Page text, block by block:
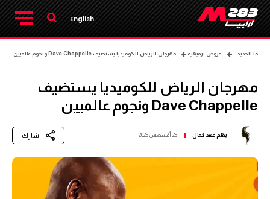
English
ما الجديد عروض ترفيهية مهرجان الرياض للكوميديا يستضيف Dave Chappelle ونجوم عالميين
مهرجان الرياض للكوميديا يستضيف
Dave Chappelle ونجوم عالميين
بقلمعهد كمال 25 أغسطس 2025 شارك